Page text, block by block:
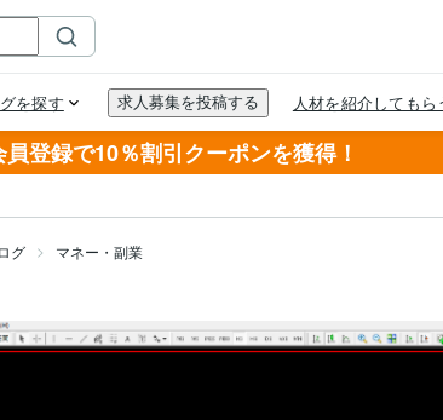
員登録で10％割引クーポンを獲得！
グ マネー・副業